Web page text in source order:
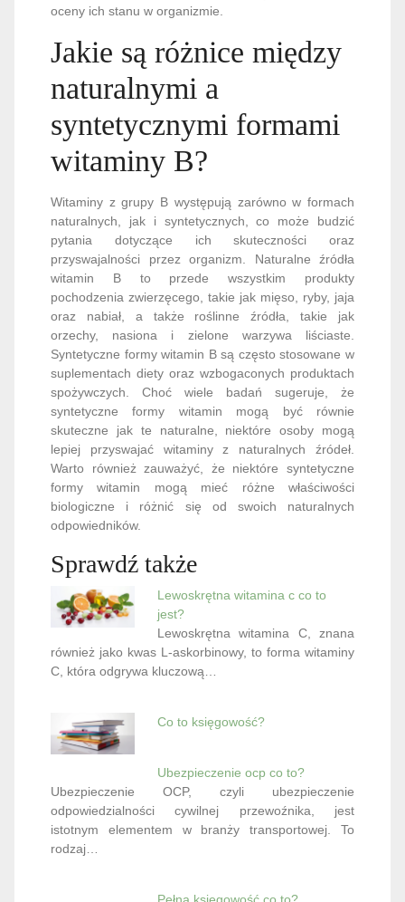
oceny ich stanu w organizmie.
Jakie są różnice między
naturalnymi a
syntetycznymi formami
witaminy B?
Witaminy z grupy B występują zarówno w formach
naturalnych, jak i syntetycznych, co może budzić
pytania dotyczące ich skuteczności oraz
przyswajalności przez organizm. Naturalne źródła
witamin B to przede wszystkim produkty
pochodzenia zwierzęcego, takie jak mięso, ryby, jaja
oraz nabiał, a także roślinne źródła, takie jak
orzechy, nasiona i zielone warzywa liściaste.
Syntetyczne formy witamin B są często stosowane w
suplementach diety oraz wzbogaconych produktach
spożywczych. Choć wiele badań sugeruje, że
syntetyczne formy witamin mogą być równie
skuteczne jak te naturalne, niektóre osoby mogą
lepiej przyswajać witaminy z naturalnych źródeł.
Warto również zauważyć, że niektóre syntetyczne
formy witamin mogą mieć różne właściwości
biologiczne i różnić się od swoich naturalnych
odpowiedników.
Sprawdź także
Lewoskrętna witamina c co to
jest?
Lewoskrętna witamina C, znana
również jako kwas L-askorbinowy, to forma witaminy
C, która odgrywa kluczową…
Co to księgowość?
Ubezpieczenie ocp co to?
Ubezpieczenie OCP, czyli ubezpieczenie
odpowiedzialności cywilnej przewoźnika, jest
istotnym elementem w branży transportowej. To
rodzaj…
Pełna księgowość co to?